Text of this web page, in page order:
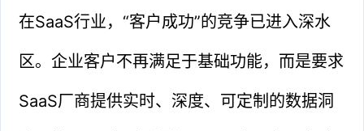
在SaaS行业，“客户成功”的竞争已进入深水
区。企业客户不再满足于基础功能，而是要求
SaaS厂商提供实时、深度、可定制的数据洞